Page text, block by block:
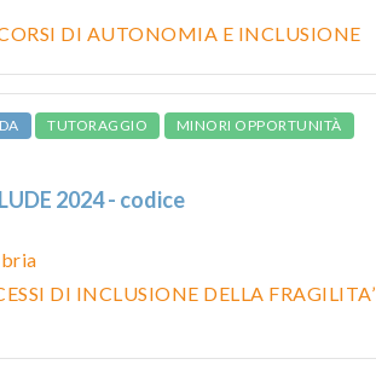
DI AUTONOMIA E INCLUSIONE
TUTORAGGIO
MINORI OPPORTUNITÀ
2024 - codice
DI INCLUSIONE DELLA FRAGILITA’